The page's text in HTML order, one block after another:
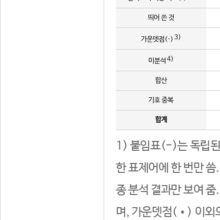
띄어 쓴 것
가운뎃점(·) 3)
미분석 4)
합산
기호 중복
합계
1) 붙임표(-)는 독립된
한 표제어에 한 번만
종 분석 결과만 보여
며, 가운뎃점(•) 이외